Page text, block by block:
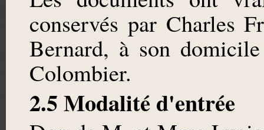
conservés par Charles
Bernard, à son
Colombier.
2.5 Modalité d'entrée